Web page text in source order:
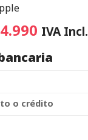
IVA Incl.
o crédito